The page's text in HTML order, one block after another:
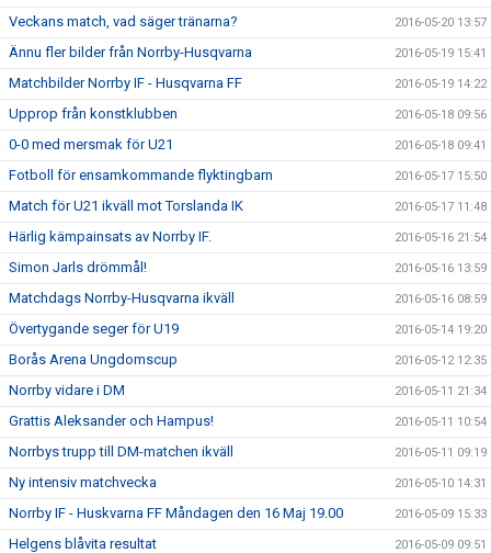
Veckans match, vad säger tränarna? 2016-05-20 13:57
Ännu fler bilder från Norrby-Husqvarna 2016-05-19 15:41
Matchbilder Norrby IF - Husqvarna FF 2016-05-19 14:22
Upprop från konstklubben 2016-05-18 09:56
0-0 med mersmak för U21 2016-05-18 09:41
Fotboll för ensamkommande flyktingbarn 2016-05-17 15:50
Match för U21 ikväll mot Torslanda IK 2016-05-17 11:48
Härlig kämpainsats av Norrby IF. 2016-05-16 21:54
Simon Jarls drömmål! 2016-05-16 13:59
Matchdags Norrby-Husqvarna ikväll 2016-05-16 08:59
Övertygande seger för U19 2016-05-14 19:20
Borås Arena Ungdomscup 2016-05-12 12:35
Norrby vidare i DM 2016-05-11 21:34
Grattis Aleksander och Hampus! 2016-05-11 10:54
Norrbys trupp till DM-matchen ikväll 2016-05-11 09:19
Ny intensiv matchvecka 2016-05-10 14:31
Norrby IF - Huskvarna FF Måndagen den 16 Maj 19.00 2016-05-09 15:33
Helgens blåvita resultat 2016-05-09 09:51